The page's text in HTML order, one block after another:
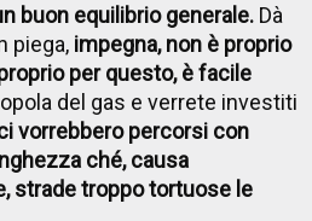
buon equilibrio generale. Dà
piega, impegna, non è proprio
per questo, è facile
del gas e verrete investiti
vorrebbero percorsi con
ché, causa
strade troppo tortuose le